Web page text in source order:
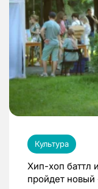
Культура
Хип-хоп баттл
пройдет